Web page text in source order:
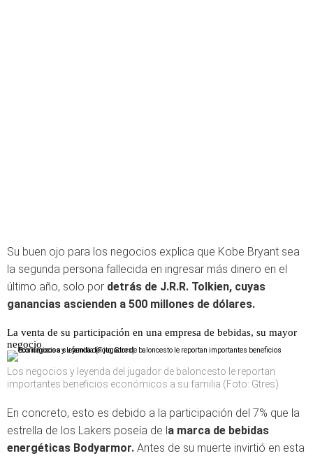
Su buen ojo para los negocios explica que Kobe Bryant sea
la segunda persona fallecida en ingresar más dinero en el
último año, solo por detrás de J.R.R. Tolkien, cuyas
ganancias ascienden a 500 millones de dólares.
La venta de su participación en una empresa de bebidas, su mayor
negocio
Los negocios y leyenda del jugador de baloncesto le reportan
importantes beneficios económicos a su familia (Foto: Gtres)
En concreto, esto es debido a la participación del 7% que la
estrella de los Lakers poseía de la marca de bebidas
energéticas Bodyarmor. Antes de su muerte invirtió en esta